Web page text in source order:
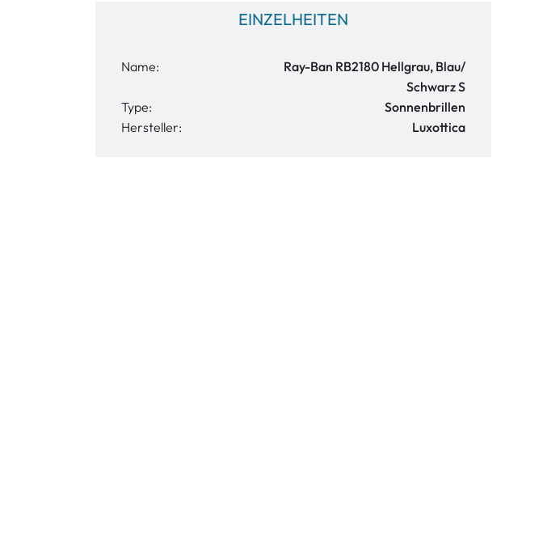
EINZELHEITEN
Name:
Ray-Ban RB2180 Hellgrau, Blau/
Schwarz S
Type:
Sonnenbrillen
Hersteller:
Luxottica